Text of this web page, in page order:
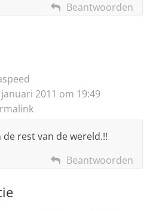
Beantwoorden
2011 om 19:49
rest van de wereld.!!
Beantwoorden